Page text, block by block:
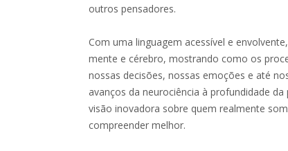
outros pensadores.
Com uma linguagem acessível e
mente e cérebro, mostrando como os
nossas decisões, nossas emoções e até
avanços da neurociência à profundidade
visão inovadora sobre quem realmente
compreender melhor.